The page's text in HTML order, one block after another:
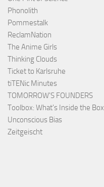
Phonolith
Pommestalk
ReclamNation
The Anime Girls
Thinking Clouds
Ticket to Karlsruhe
tiTENic Minutes
TOMORROW'S FOUNDERS
Toolbox: What's Inside the Box
Unconscious Bias
Zeitgeischt